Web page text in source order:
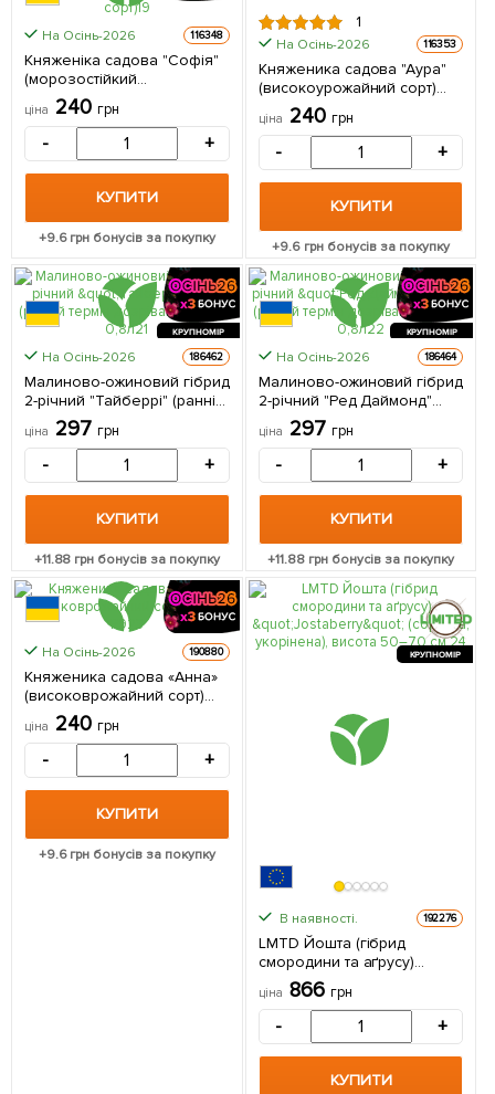
На Осінь-2026 116348
Княженіка садова "Софія"
(морозостійкий
крупноплідний сорт)
(Кореневище) 1 саджанець
ціна 240 грн
- +
КУПИТИ
+9.6грн бонусів за покупку
1
На Осінь-2026 116353
Княженика садова "Аура"
(високоурожайний сорт)
(Кореневище) 1 саджанець
в упаковці
ціна 240 грн
- +
КУПИТИ
+9.6 грн бонусів за покупку
КРУПНОМІР
На Осінь-2026 186462
Малиново-ожиновий гібрид
2-річний "Тайберрі" (ранній
термін дозрівання) вазон
0,8л 1 саджанець в
ціна 297 грн
- +
КУПИТИ
+11.88 грн бонусів за покупку
КРУПНОМІР
На Осінь-2026 186464
Малиново-ожиновий гібрид
2-річний "Ред Даймонд"
(ранній термін дозрівання)
вазон 0,8л 1 саджанець в
ціна 297 грн
- +
КУПИТИ
+11.88 грн бонусів за покупку
На Осінь-2026 190880
Княженика садова «Анна»
(високоврожайний сорт)
вазон Р9 (Кореневище) 1
саджанець в упаковці
ціна 240 грн
- +
КУПИТИ
+9.6грн бонусів за покупку
КРУПНОМІР
В наявності. 192276
LMTD Йошта (гібрид
смородини та аґрусу)
"Jostaberry" (сортова,
укорінена), висота 50–70
саджанець в упаковці
ціна 866 грн
- +
КУПИТИ